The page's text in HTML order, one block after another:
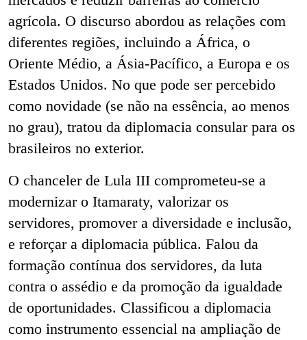
agrícola. O discurso abordou as relações com
diferentes regiões, incluindo a África, o
Oriente Médio, a Ásia-Pacífico, a Europa e os
Estados Unidos. No que pode ser percebido
como novidade (se não na essência, ao menos
no grau), tratou da diplomacia consular para os
brasileiros no exterior.
O chanceler de Lula III comprometeu-se a
modernizar o Itamaraty, valorizar os
servidores, promover a diversidade e inclusão,
e reforçar a diplomacia pública. Falou da
formação contínua dos servidores, da luta
contra o assédio e da promoção da igualdade
de oportunidades. Classificou a diplomacia
como instrumento essencial na ampliação de